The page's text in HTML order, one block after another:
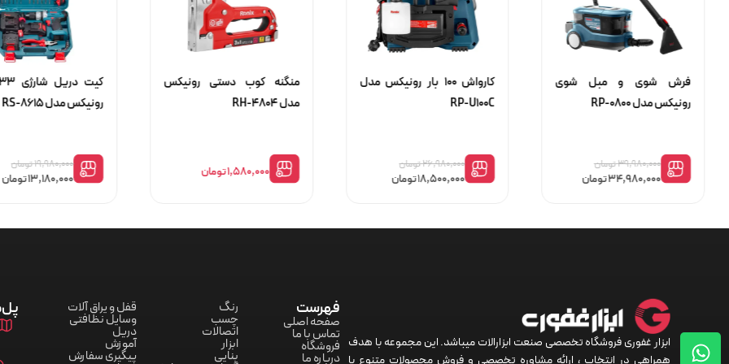
فرش شوی و مبل شوی
رونیکس مدل RP-0800
۳۹,۹۸۰,۰۰۰تومان
۳۴,۹۸۰,۰۰۰تومان
کارواش 100 بار رونیکس مدل
RP-U100C
۲۶,۹۸۰,۰۰۰تومان
۱۸,۵۰۰,۰۰۰تومان
منگنه کوب دستی رونیکس
مدل RH-4804
۱,۵۸۰,۰۰۰تومان
رونیکس مدل RS-8615
۱۹,۹۸۰,۰۰۰تومان
۱۳,۱۸۰,۰۰۰تومان
ابزار غفوری فروشگاه تخصصی صنعت ابزارالات میباشد. این مجموعه با هدف
همراهی در انتخاب ، ارائه مشاوره تخصصی و فروش محصولات متنوع با
فهرست
صفحه اصلی
تماس با ما
فروشگاه
درباره ما
رنگ
چسب
اتصالات
ابزار
بنایی
قفل و یراق آلات
وسایل نظافتی
دریل
آموزش
پیگیری سفارش